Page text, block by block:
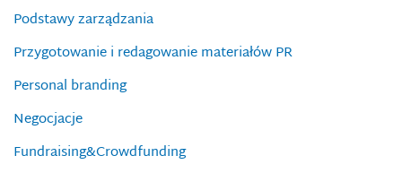
Podstawy zarządzania
Przygotowanie i redagowanie materiałów PR
Personal branding
Negocjacje
Fundraising&Crowdfunding